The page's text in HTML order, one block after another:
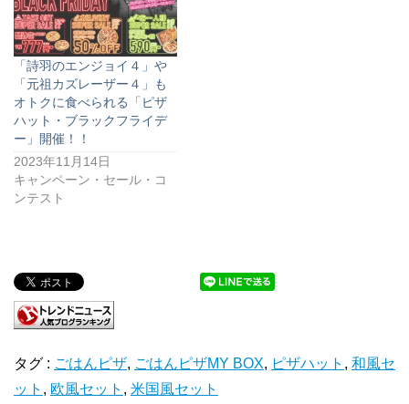
「詩羽のエンジョイ４」や
「元祖カズレーザー４」も
オトクに食べられる「ピザ
ハット・ブラックフライデ
ー」開催！！
2023年11月14日
キャンペーン・セール・コ
ンテスト
タグ : ごはんピザ, ごはんピザMY BOX, ピザハット , 和風セ
ット , 欧風セット , 米国風セット